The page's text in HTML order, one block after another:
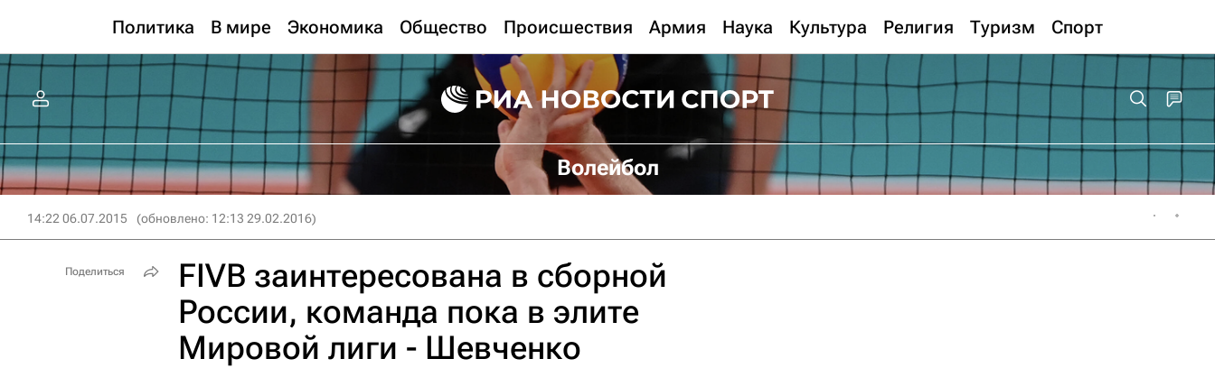
Политика В мире Экономика Общество Происшествия Армия Наука Культура Религия Туризм Спорт
Волейбол
14:22 06.07.2015 (обновлено: 12:13 29.02.2016)
FIVB заинтересована в сборной
России, команда пока в элите
Мировой лиги - Шевченко
Поделиться